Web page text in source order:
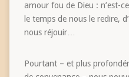
amour fou de Dieu : n’est-
le temps de nous le redire,
nous réjouir…
Pourtant – et plus